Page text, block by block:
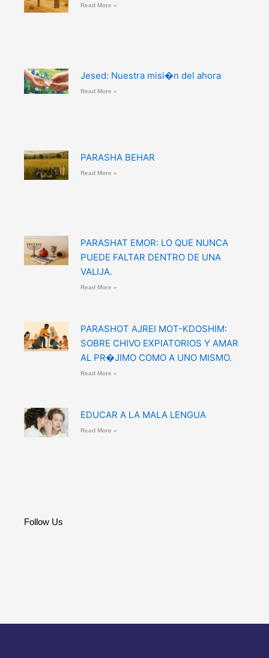
Read More »
Jesed: Nuestra misi�n del ahora
Read More »
PARASHA BEHAR
Read More »
PARASHAT EMOR: LO QUE NUNCA
PUEDE FALTAR DENTRO DE UNA
VALIJA.
Read More »
PARASHOT AJREI MOT-KDOSHIM:
SOBRE CHIVO EXPIATORIOS Y AMAR
AL PR�JIMO COMO A UNO MISMO.
Read More »
EDUCAR A LA MALA LENGUA
Read More »
Follow Us